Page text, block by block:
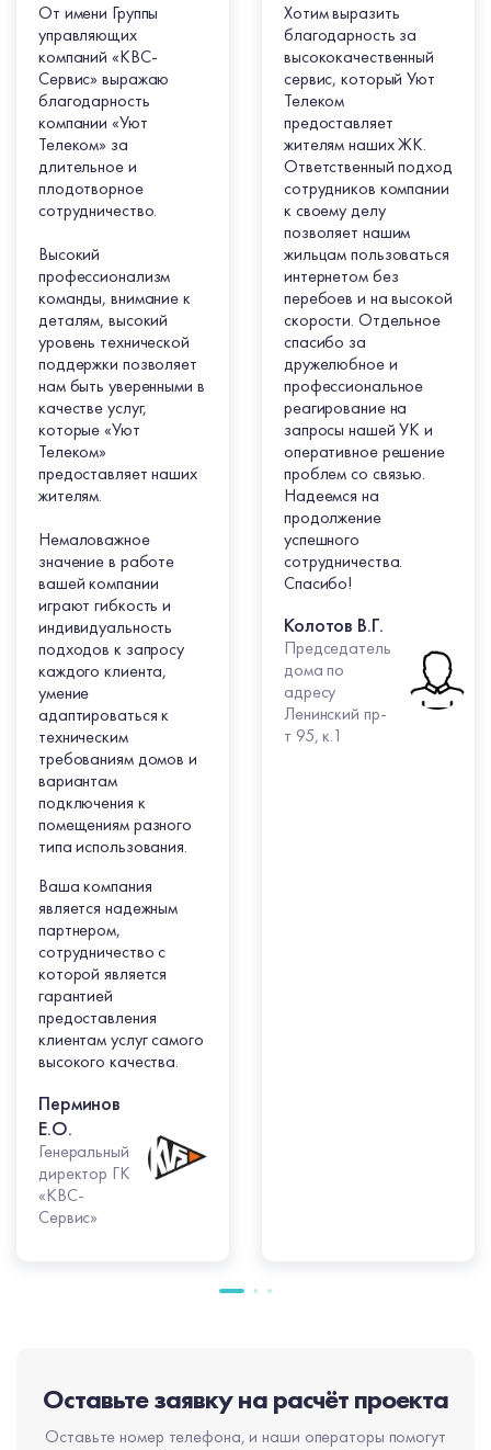
От имени Группы
управляющих
компаний «КВС-
Сервис» выражаю
благодарность
компании «Уют
Телеком» за
длительное и
плодотворное
сотрудничество.
Высокий
профессионализм
команды, внимание к
деталям, высокий
уровень технической
поддержки позволяет
нам быть уверенными в
качестве услуг,
которые «Уют
Телеком»
предоставляет наших
жителям.
Немаловажное
значение в работе
вашей компании
играют гибкость и
индивидуальность
подходов к запросу
каждого клиента,
умение
адаптироваться к
техническим
требованиям домов и
вариантам
подключения к
помещениям разного
типа использования.
Ваша компания
является надежным
партнером,
сотрудничество с
которой является
гарантией
предоставления
клиентам услуг самого
высокого качества.
Перминов
Е.О.
Генеральный
директор ГК
«КВС-
Сервис»
Хотим выразить
благодарность за
высококачественный
сервис, который Уют
Телеком
предоставляет
жителям наших ЖК.
Ответственный подход
сотрудников компании
к своему делу
позволяет нашим
жильцам пользоваться
интернетом без
перебоев и на высокой
скорости. Отдельное
спасибо за
дружелюбное и
профессиональное
реагирование на
запросы нашей УК и
оперативное решение
проблем со связью.
Надеемся на
продолжение
успешного
сотрудничества.
Спасибо!
Колотов В.Г.
Председатель
дома по
адресу
Ленинский пр-
т 95, к.1
Оставьте заявку на расчёт проекта
Оставьте номер телефона, и наши операторы помогут